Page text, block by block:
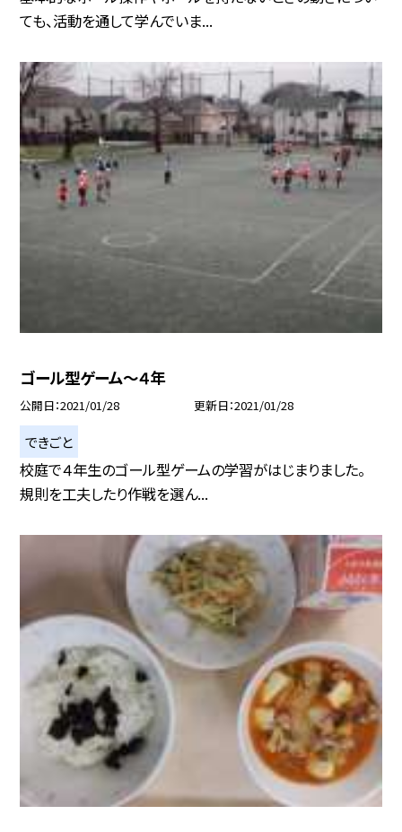
ても、活動を通して学んでいま...
ゴール型ゲーム〜４年
公開日 2021/01/28 更新日 2021/01/28
できごと
校庭で４年生のゴール型ゲームの学習がはじまりました。
規則を工夫したり作戦を選ん...